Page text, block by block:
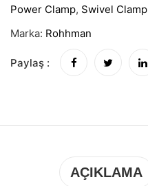
Power Clamp, Swivel Clamp
Marka: Rohhman
Paylaş :
AÇIKLAMA